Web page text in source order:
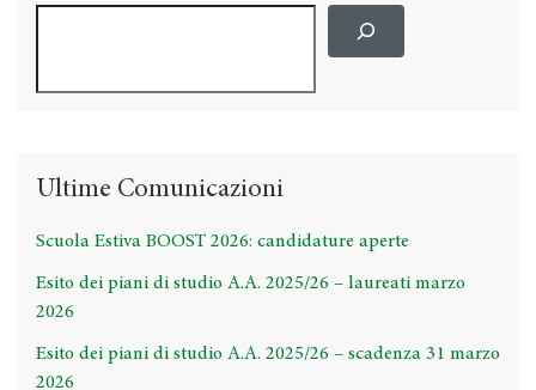
Ultime Comunicazioni
Scuola Estiva BOOST 2026: candidature aperte
Esito dei piani di studio A.A. 2025/26 – laureati marzo
2026
Esito dei piani di studio A.A. 2025/26 – scadenza 31 marzo
2026